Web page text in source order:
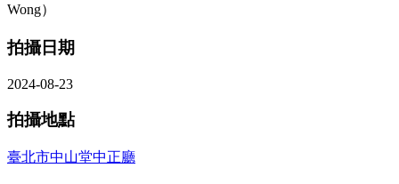
Wong）
拍攝日期
2024-08-23
拍攝地點
臺北市中山堂中正廳